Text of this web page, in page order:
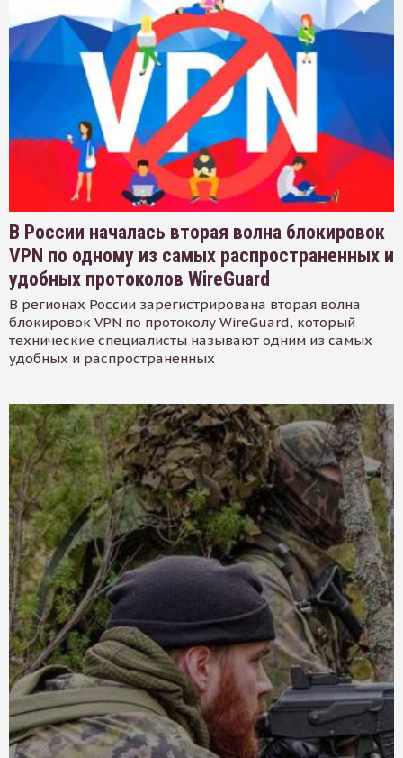
В России началась вторая волна блокировок
VPN по одному из самых распространенных и
удобных протоколов WireGuard
В регионах России зарегистрирована вторая волна
блокировок VPN по протоколу WireGuard, который
технические специалисты называют одним из самых
удобных и распространенных